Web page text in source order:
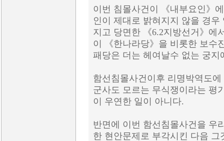
이번 침몰사건이 《내부요인》
인이 제대로 밝혀지지 않을 경
지고 당면한 《6.2지방선거》에
이 《한나라당》을 비롯한 보수
패당은 더는 헤여날수 없는 궁지
함선침몰사건이후 리명박역도
군사도 모르는 무식쟁이라는 평
이 우연한 일이 아니다.
반면에 이번 함선침몰사건을 우
한 현안문제로 부각시킨 다음